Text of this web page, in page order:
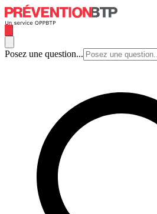
Posez une question...